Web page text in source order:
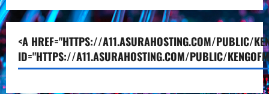
<A HREF="HTTPS://A11.ASURAHOSTING.COM/PUBLIC/
ID="HTTPS://A11.ASURAHOSTING.COM/PUBLIC/